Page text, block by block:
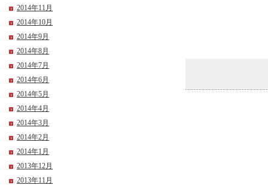
2014年11月
2014年10月
2014年9月
2014年8月
2014年7月
2014年6月
2014年5月
2014年4月
2014年3月
2014年2月
2014年1月
2013年12月
2013年11月